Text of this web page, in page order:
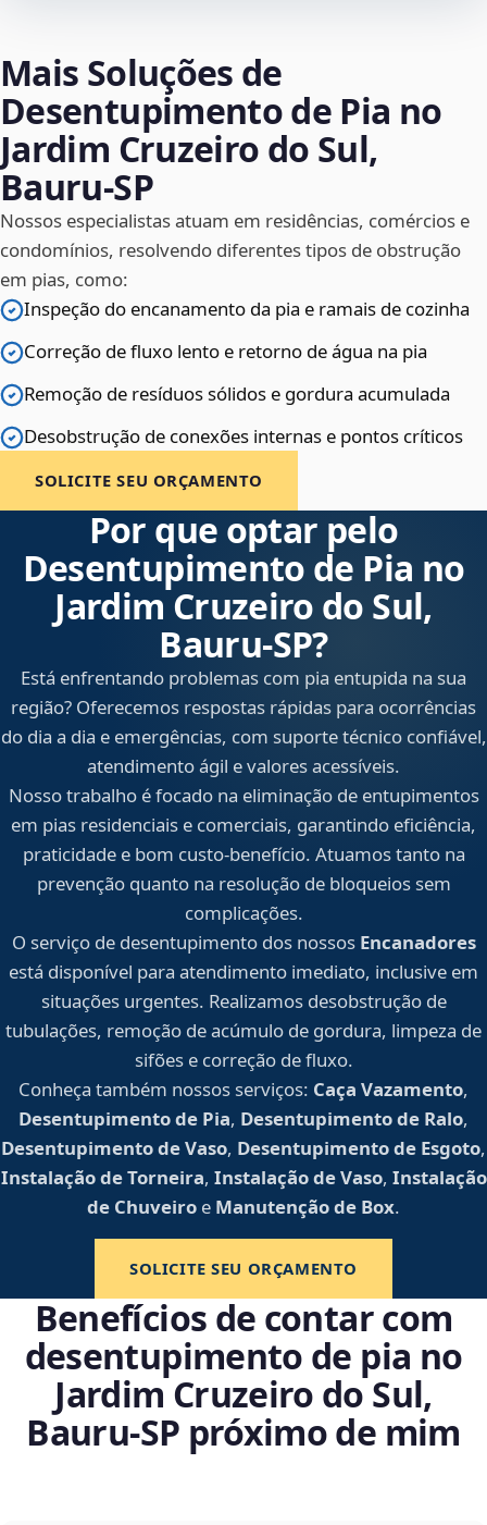
Mais Soluções de
Desentupimento de Pia no
Jardim Cruzeiro do Sul,
Bauru‑SP
Nossos especialistas atuam em residências, comércios e
condomínios, resolvendo diferentes tipos de obstrução
em pias, como:
Inspeção do encanamento da pia e ramais de cozinha
Correção de fluxo lento e retorno de água na pia
Remoção de resíduos sólidos e gordura acumulada
Desobstrução de conexões internas e pontos críticos
SOLICITE SEU ORÇAMENTO
Por que optar pelo
Desentupimento de Pia no
Jardim Cruzeiro do Sul,
Bauru‑SP?
Está enfrentando problemas com pia entupida na sua
região? Oferecemos respostas rápidas para ocorrências
do dia a dia e emergências, com suporte técnico confiável,
atendimento ágil e valores acessíveis.
Nosso trabalho é focado na eliminação de entupimentos
em pias residenciais e comerciais, garantindo eficiência,
praticidade e bom custo-benefício. Atuamos tanto na
prevenção quanto na resolução de bloqueios sem
complicações.
O serviço de desentupimento dos nossos Encanadores
está disponível para atendimento imediato, inclusive em
situações urgentes. Realizamos desobstrução de
tubulações, remoção de acúmulo de gordura, limpeza de
sifões e correção de fluxo.
Conheça também nossos serviços: Caça Vazamento,
Desentupimento de Pia, Desentupimento de Ralo,
Desentupimento de Vaso, Desentupimento de Esgoto,
Instalação de Torneira, Instalação de Vaso, Instalação
de Chuveiro e Manutenção de Box.
SOLICITE SEU ORÇAMENTO
Benefícios de contar com
desentupimento de pia no
Jardim Cruzeiro do Sul,
Bauru‑SP próximo de mim